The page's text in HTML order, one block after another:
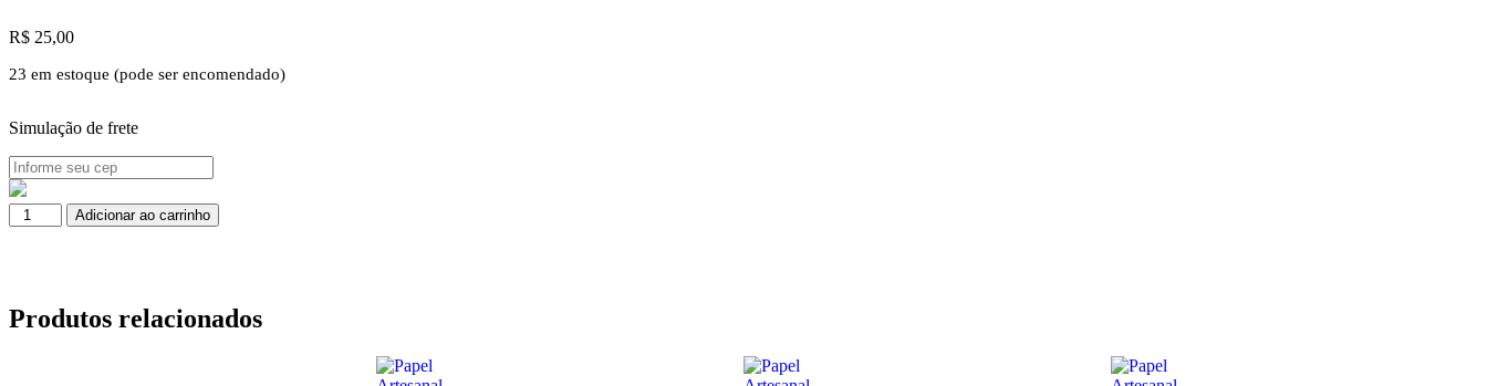
R$ 25,00
23 em estoque (pode ser encomendado)
Simulação de frete
Adicionar ao carrinho
Produtos relacionados